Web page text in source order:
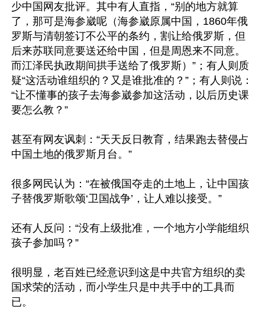
少中国网友批评。其中有人直指，“别的地方就算
了，那可是海参崴呢（海参崴原属中国，1860年俄
罗斯与清朝签订不公平的条约，割让给俄罗斯，但
后来苏联同意要送还给中国，但是周恩来不同意。
而江泽民执政期间拱手送给了俄罗斯）”；有人则质
疑“这活动谁组织的？又是谁批准的？”；有人则说：
“让不懂事的孩子去海参崴参加这活动，以后历史课
要怎么教？”
甚至有网友讽刺：“天天反日教育，结果跑去替侵占
中国土地的俄罗斯月台。”
很多网民认为：“在被俄国夺走的土地上，让中国孩
子替俄罗斯歌颂‘卫国战争’，让人难以接受。”
还有人反问：“没有上级批准，一个地方小学能组织
孩子参加吗？”
很明显，老百姓已经意识到这是中共官方组织的卖
国求荣的活动，而小学生只是中共手中的工具而
已。